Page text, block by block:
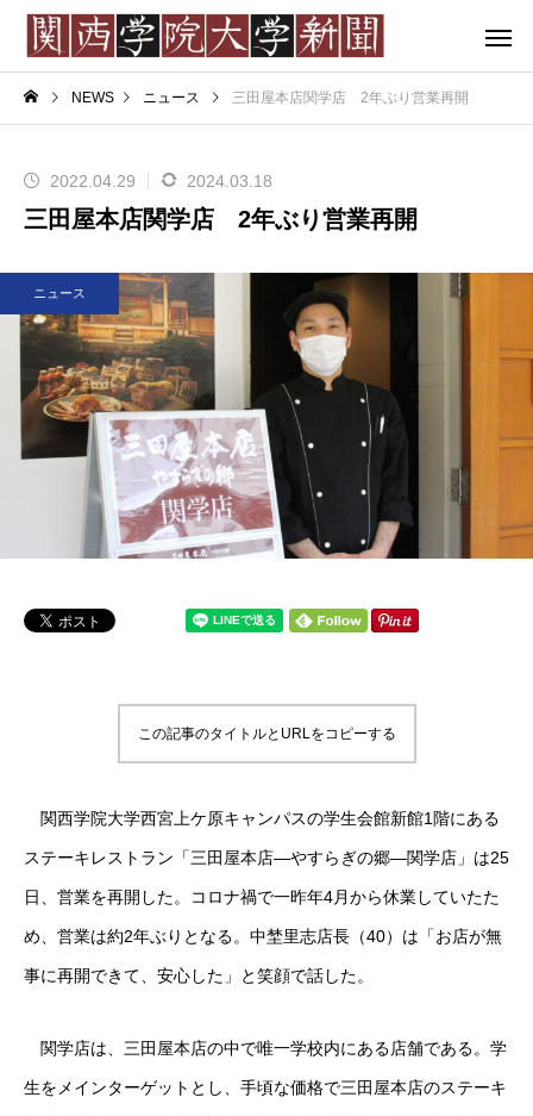
NEWS ニュース 三田屋本店関学店 2年ぶり営業再開
2022.04.29 2024.03.18
三田屋本店関学店 2年ぶり営業再開
ニュース
この記事のタイトルとURLをコピーする
関西学院大学西宮上ケ原キャンパスの学生会館新館1階にある
ステーキレストラン「三田屋本店―やすらぎの郷―関学店」は25
日、営業を再開した。コロナ禍で一昨年4月から休業していたた
め、営業は約2年ぶりとなる。中埜里志店長（40）は「お店が無
事に再開できて、安心した」と笑顔で話した。
関学店は、三田屋本店の中で唯一学校内にある店舗である。学
生をメインターゲットとし、手頃な価格で三田屋本店のステーキ